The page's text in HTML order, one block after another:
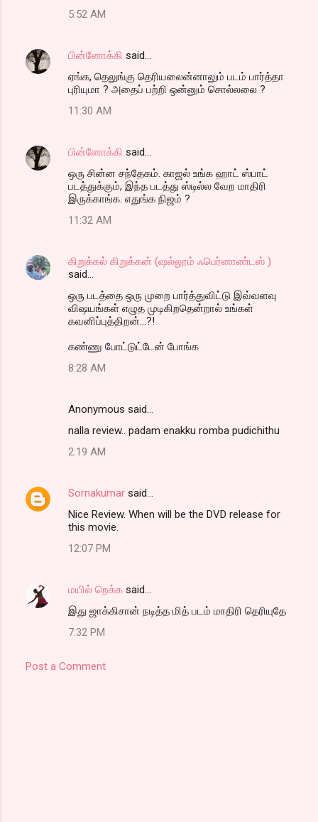
5:52 AM
பின்னோக்கி said…
ஏங்க, தெலுங்கு தெரியலைன்னாலும் படம் பார்த்தா
புரியுமா ? அதைப் பற்றி ஒன்னும் சொல்லலை ?
11:30 AM
பின்னோக்கி said…
ஒரு சின்ன சந்தேகம். காஜல் உங்க ஹாட் ஸ்பாட்
படத்துக்கும், இந்த படத்து ஸ்டில்ல வேற மாதிரி
இருக்காங்க. எதுங்க நிஜம் ?
11:32 AM
கிறுக்கல் கிறுக்கன் (ஷல்லூம் ஃபெர்னாண்டஸ் )
said…
ஒரு படத்தை ஒரு முறை பார்த்துவிட்டு இவ்வளவு
விஷயங்கள் எழுத முடிகிறதென்றால் உங்கள்
கவனிப்புத்திறன்...?!
கண்ணு போட்டுட்டேன் போங்க
8:28 AM
Anonymous said…
nalla review.. padam enakku romba pudichithu
2:19 AM
Sornakumar said…
Nice Review. When will be the DVD release for
this movie.
12:07 PM
மயில் றெக்க said…
இது ஜாக்கிசான் நடித்த மித் படம் மாதிரி தெரியுதே
7:32 PM
Post a Comment